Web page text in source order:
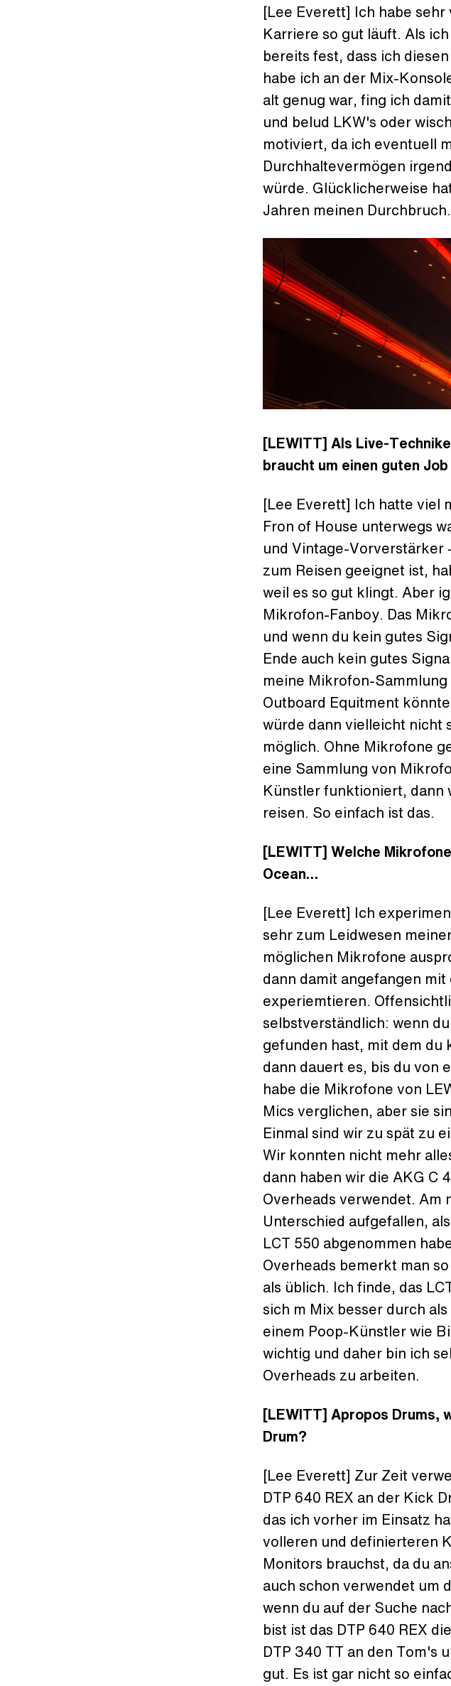
[Lee Everett] Ich habe
Karriere so gut läuft. Als
bereits fest, dass ich
habe ich an der Mix-
alt genug war, fing ich
und belud LKW's oder
motiviert, da ich eventuell
Durchhaltevermögen
würde. Glücklicherweise
Jahren meinen Durchbruch.
[LEWITT] Als Live-
braucht um einen guten
[Lee Everett] Ich hatte viel
Fron of House unterwegs
und Vintage-Vorverstärker
zum Reisen geeignet ist,
weil es so gut klingt. Aber
Mikrofon-Fanboy. Das
und wenn du kein gutes
Ende auch kein gutes
meine Mikrofon-
Outboard Equitment
würde dann vielleicht nicht
möglich. Ohne Mikrofone
eine Sammlung von
Künstler funktioniert, dann
reisen. So einfach ist das.
[LEWITT] Welche
Ocean…
[Lee Everett] Ich
sehr zum Leidwesen
möglichen Mikrofone
dann damit angefangen
experiemtieren.
selbstverständlich: wenn
gefunden hast, mit dem du
dann dauert es, bis du von
habe die Mikrofone von
Mics verglichen, aber sie
Einmal sind wir zu spät zu
Wir konnten nicht mehr
dann haben wir die AKG C
Overheads verwendet. Am
Unterschied aufgefallen,
LCT 550 abgenommen
Overheads bemerkt man
als üblich. Ich finde, das
sich m Mix besser durch
einem Poop-Künstler wie
wichtig und daher bin ich
Overheads zu arbeiten.
[LEWITT] Apropos Drums,
Drum?
[Lee Everett] Zur Zeit
DTP 640 REX an der Kick
das ich vorher im Einsatz
volleren und definierteren
Monitors brauchst, da du
auch schon verwendet um
wenn du auf der Suche
bist ist das DTP 640 REX
DTP 340 TT an den Tom's
gut. Es ist gar nicht so